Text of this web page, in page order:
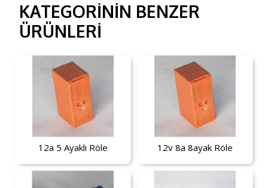
KATEGORININ BENZER
ÜRÜNLERI
12a 5 Ayaklı Röle 12v 8a 8ayak Röle